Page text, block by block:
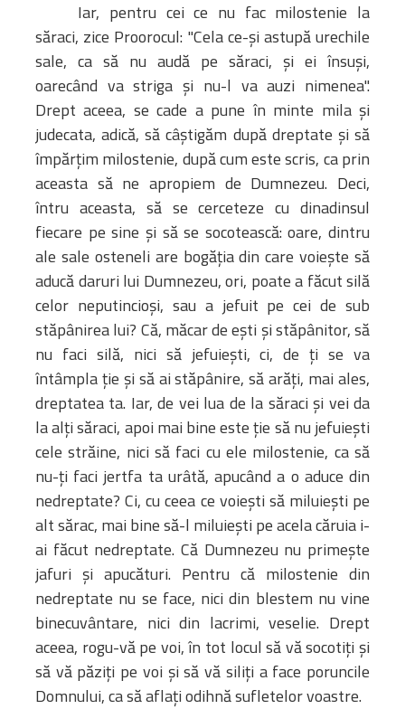
La Parola del Vescovo
Lectura Lunii
Prezentarea
Parohiilor
CONTATTI
Iar, pentru cei ce nu fac milostenie la
săraci, zice Proorocul: "Cela ce-şi astupă urechile
sale, ca să nu audă pe săraci, şi ei însuşi,
oarecând va striga şi nu-l va auzi nimenea".
Drept aceea, se cade a pune în minte mila şi
judecata, adică, să câştigăm după dreptate şi să
împărţim milostenie, după cum este scris, ca prin
aceasta să ne apropiem de Dumnezeu. Deci,
întru aceasta, să se cerceteze cu dinadinsul
fiecare pe sine şi să se socotească: oare, dintru
ale sale osteneli are bogăţia din care voieşte să
aducă daruri lui Dumnezeu, ori, poate a făcut silă
celor neputincioşi, sau a jefuit pe cei de sub
stăpânirea lui? Că, măcar de eşti şi stăpânitor, să
nu faci silă, nici să jefuieşti, ci, de ţi se va
întâmpla ţie şi să ai stăpânire, să arăţi, mai ales,
dreptatea ta. Iar, de vei lua de la săraci şi vei da
la alţi săraci, apoi mai bine este ţie să nu jefuieşti
cele străine, nici să faci cu ele milostenie, ca să
nu-ţi faci jertfa ta urâtă, apucând a o aduce din
nedreptate? Ci, cu ceea ce voieşti să miluieşti pe
alt sărac, mai bine să-l miluieşti pe acela căruia i-
ai făcut nedreptate. Că Dumnezeu nu primeşte
jafuri şi apucături. Pentru că milostenie din
nedreptate nu se face, nici din blestem nu vine
binecuvântare, nici din lacrimi, veselie. Drept
aceea, rogu-vă pe voi, în tot locul să vă socotiţi şi
să vă păziţi pe voi şi să vă siliţi a face poruncile
Domnului, ca să aflaţi odihnă sufletelor voastre.